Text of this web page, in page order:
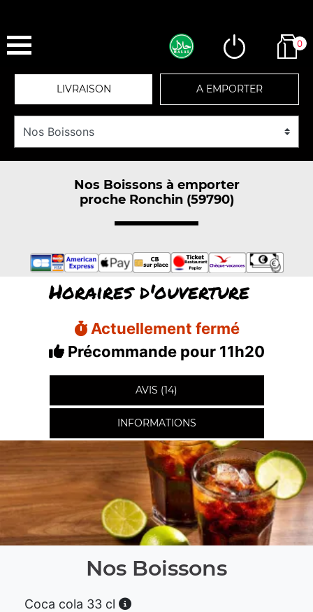
0
LIVRAISON A EMPORTER
Nos Boissons à emporter
proche Ronchin (59790)
Horaires d'ouverture
Actuellement fermé
Précommande pour 11h20
AVIS (14)
INFORMATIONS
Nos Boissons
Coca cola 33 cl